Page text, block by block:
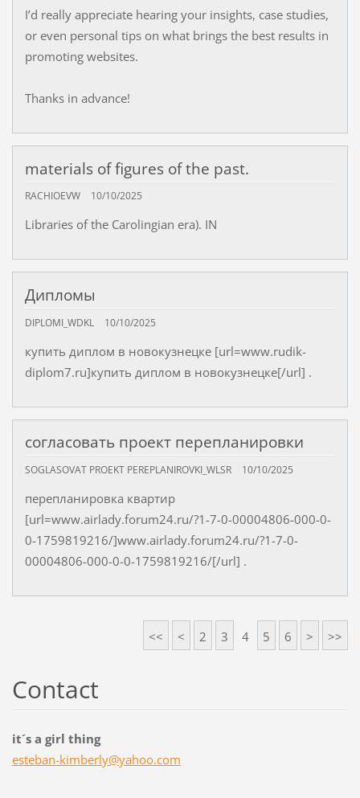
I’d really appreciate hearing your insights, case studies,
or even personal tips on what brings the best results in
promoting websites.
Thanks in advance!
materials of figures of the past.
RACHIOEVW 10/10/2025
Libraries of the Carolingian era). IN
Дипломы
DIPLOMI_WDKL 10/10/2025
купить диплом в новокузнецке [url=www.rudik-
diplom7.ru]купить диплом в новокузнецке[/url] .
согласовать проект перепланировки
SOGLASOVAT PROEKT PEREPLANIROVKI_WLSR 10/10/2025
перепланировка квартир
[url=www.airlady.forum24.ru/?1-7-0-00004806-000-0-
0-1759819216/]www.airlady.forum24.ru/?1-7-0-
00004806-000-0-0-1759819216/[/url] .
<< < 2 3 4 5 6 > >>
Contact
it´s a girl thing
esteban-kimberly@yahoo.com